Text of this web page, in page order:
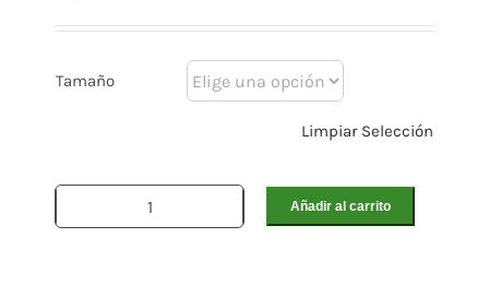
Tamaño
Limpiar Selección
Añadir al carrito